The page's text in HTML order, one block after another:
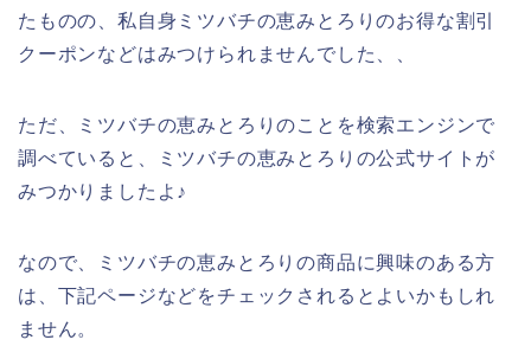
たものの、私自身ミツバチの恵みとろりのお得な割引
クーポンなどはみつけられませんでした、、
ただ、ミツバチの恵みとろりのことを検索エンジンで
調べていると、ミツバチの恵みとろりの公式サイトが
みつかりましたよ♪
なので、ミツバチの恵みとろりの商品に興味のある方
は、下記ページなどをチェックされるとよいかもしれ
ません。